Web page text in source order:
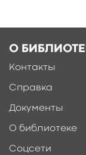
О
Контакты
Справка
Документы
О библиотеке
Соцсети